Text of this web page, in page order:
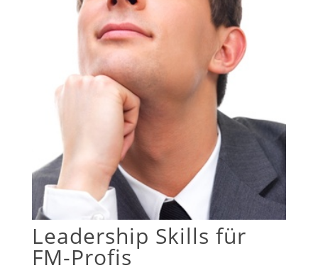
Leadership Skills für
FM-Profis